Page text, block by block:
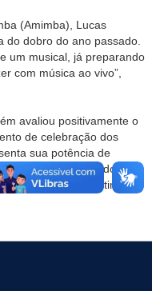
(Amimba), Lucas
do dobro do ano passado.
um musical, já preparando
com música ao vivo”,
avaliou positivamente o
de celebração dos
sua potência de
felizes por dobrar
Festival dos últimos